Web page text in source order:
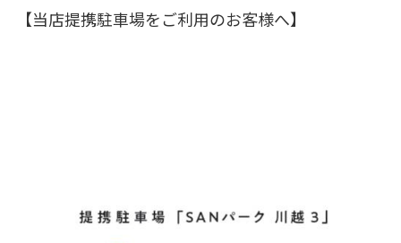
【当店提携駐車場をご利用のお客様へ】